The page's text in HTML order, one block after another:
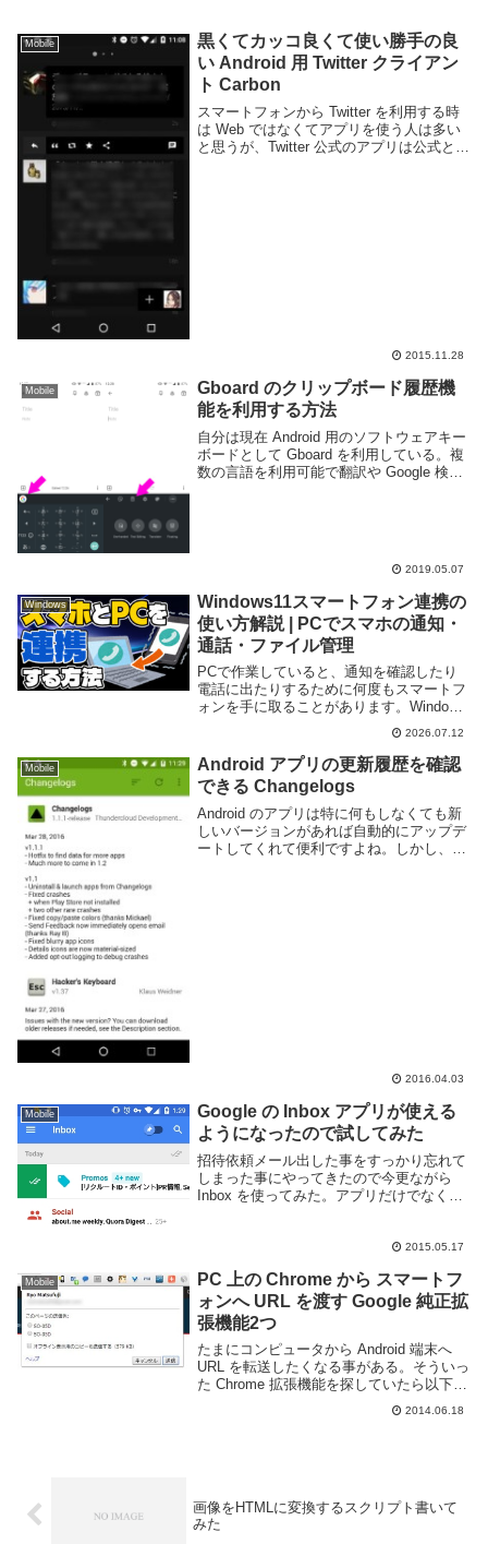
Mobile
黒くてカッコ良くて使い勝手の良
い Android 用 Twitter クライアン
ト Carbon
スマートフォンから Twitter を利用する時
は Web ではなくてアプリを使う人は多い
と思うが、Twitter 公式のアプリは公式とは
2015.11.28
Mobile
Gboard のクリップボード履歴機
能を利用する方法
自分は現在 Android 用のソフトウェアキー
ボードとして Gboard を利用している。複
数の言語を利用可能で翻訳や Google 検索
2019.05.07
Windows
Windows11スマートフォン連携の
使い方解説 | PCでスマホの通知・
通話・ファイル管理
PCで作業していると、通知を確認したり
電話に出たりするために何度もスマートフ
ォンを手に取ることがあります。Windows
11の「スマートフォン連携」を利用すれ
ば、PCから電話やSMSの送受信、通知の
確認、ファイルの管理などを行えるため、
作...
2026.07.12
Mobile
Android アプリの更新履歴を確認
できる Changelogs
Android のアプリは特に何もしなくても新
しいバージョンがあれば自動的にアップデ
ートしてくれて便利ですよね。しかし、バ
2016.04.03
Mobile
Google の Inbox アプリが使える
ようになったので試してみた
招待依頼メール出した事をすっかり忘れて
しまった事にやってきたので今更ながら
Inbox を使ってみた。アプリだけでなく、
くらべて以下の様な特徴があります。...
2015.05.17
Mobile
PC 上の Chrome から スマートフ
ォンへ URL を渡す Google 純正拡
張機能2つ
たまにコンピュータから Android 端末へ
URL を転送したくなる事がある。そういっ
た Chrome 拡張機能を探していたら以下の
2つが見つかった。どちらも Google 純正
のアプリだが挙動は微妙に違うっぽい。気
2014.06.18
画像をHTMLに変換するスクリプト書いて
みた